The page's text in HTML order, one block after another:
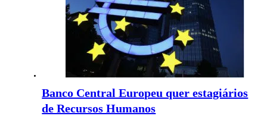
Banco Central Europeu quer estagiários
de Recursos Humanos